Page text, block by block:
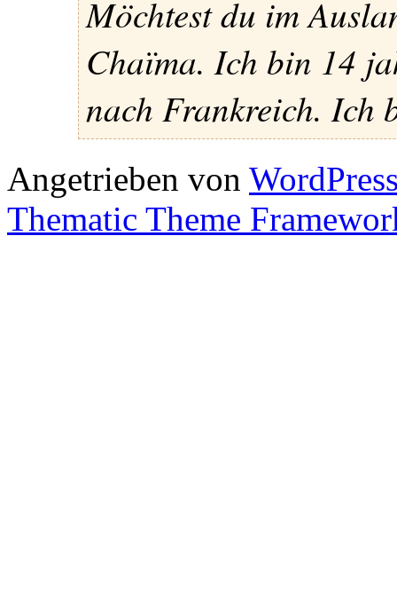
Möchtest du im
Chaïma. Ich bin 14
nach Frankreich. Ich
Angetrieben von
Thematic Theme